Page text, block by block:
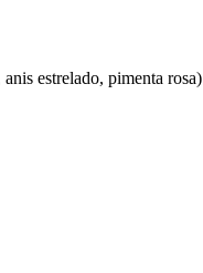
estrelado, pimenta rosa)